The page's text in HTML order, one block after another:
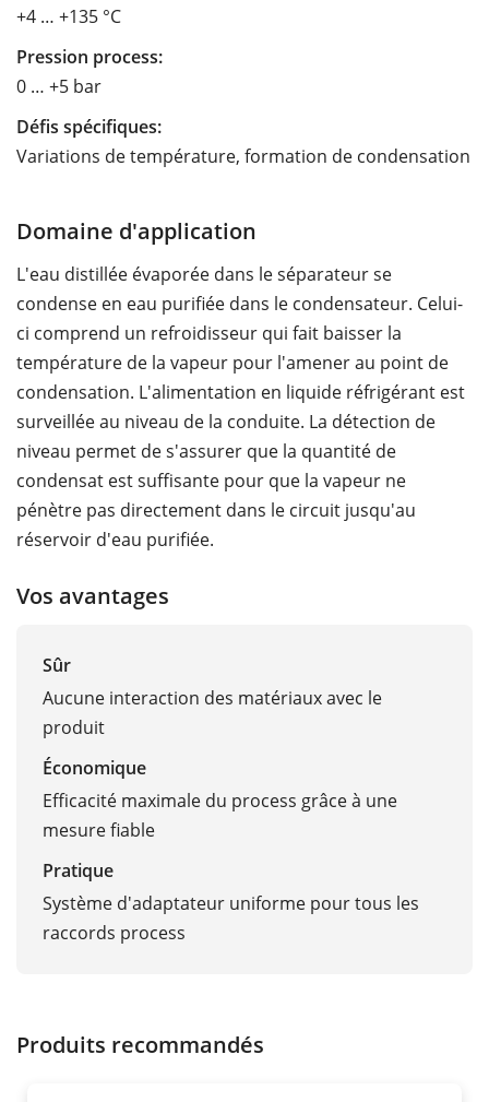
+4 … +135 °C
Pression process:
0 … +5 bar
Défis spécifiques:
Variations de température, formation de condensation
Domaine d'application
L'eau distillée évaporée dans le séparateur se
condense en eau purifiée dans le condensateur. Celui-
ci comprend un refroidisseur qui fait baisser la
température de la vapeur pour l'amener au point de
condensation. L'alimentation en liquide réfrigérant est
surveillée au niveau de la conduite. La détection de
niveau permet de s'assurer que la quantité de
condensat est suffisante pour que la vapeur ne
pénètre pas directement dans le circuit jusqu'au
réservoir d'eau purifiée.
Vos avantages
Sûr
Aucune interaction des matériaux avec le
produit
Économique
Efficacité maximale du process grâce à une
mesure fiable
Pratique
Système d'adaptateur uniforme pour tous les
raccords process
Produits recommandés